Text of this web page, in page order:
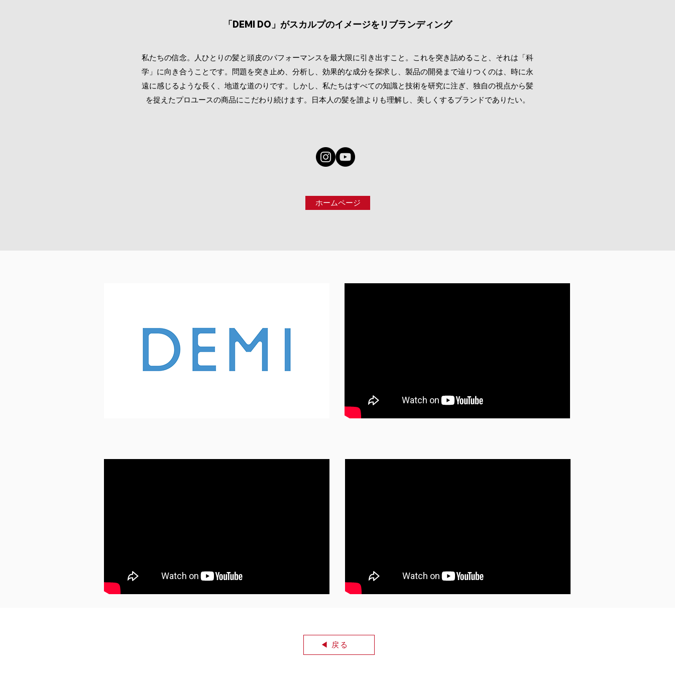
「 DEMI DO 」がスカルプのイメージをリブランディング
私たちの信念。 人ひとりの髪と頭皮のパフォーマンスを最大限に引き出すこと。
これを突き詰めること、それは「科
学」に向き合うことです。 問題を突き止め、分析し、効果的な成分を探求し、製品の開発まで辿りつくのは、 時に永
遠に感じるような長く、地道な道のりです。
しかし、私たちはすべての知識と技術を研究に注ぎ、 独自の視点から髪
を捉えたプロユースの商品にこだわり続けます。
日本人の髪を誰よりも理解し、美しくするブランドでありたい。
ホームページ
◀︎ 戻る